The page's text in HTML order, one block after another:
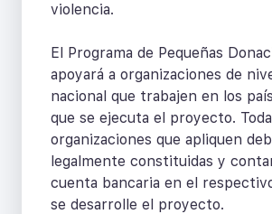
violencia.
El Programa de Pequeñas
apoyará a organizaciones de
nacional que trabajen en los
que se ejecuta el proyecto.
organizaciones que apliquen
legalmente constituidas y
cuenta bancaria en el
se desarrolle el proyecto.